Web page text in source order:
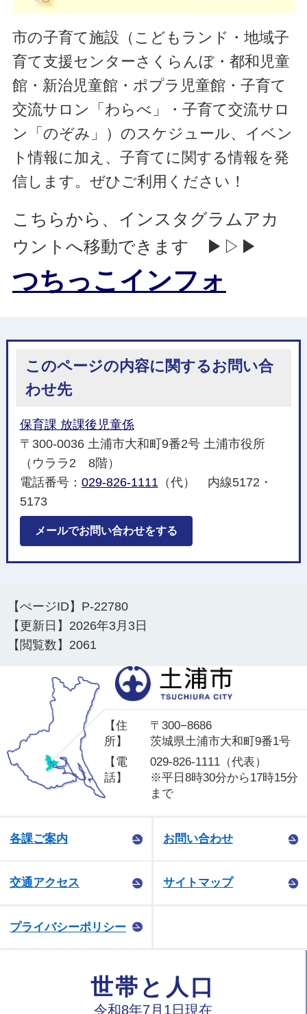
市の子育て施設（こどもランド・地域子
育て支援センターさくらんぼ・都和児童
館・新治児童館・ポプラ児童館・子育て
交流サロン「わらべ」・子育て交流サロ
ン「のぞみ」）のスケジュール、イベン
ト情報に加え、子育てに関する情報を発
信します。ぜひご利用ください！
こちらから、インスタグラムアカ
ウントへ移動できます ▶▷▶
つちっこインフォ
このページの内容に関するお問い合
わせ先
保育課 放課後児童係
〒300-0036 土浦市大和町9番2号 土浦市役所
（ウララ2 8階）
電話番号： 029-826-1111 （代） 内線5172・
5173
メールでお問い合わせをする
【ぺージID】 P-22780
【更新日】 2026年3月3日
【閲覧数】 2061
【住
所】
〒300−8686
茨城県土浦市大和町9番1号
【電
話】
029-826-1111（代表）
※平日8時30分から17時15分
まで
各課ご案内 お問い合わせ
交通アクセス サイトマップ
プライバシーポリシー